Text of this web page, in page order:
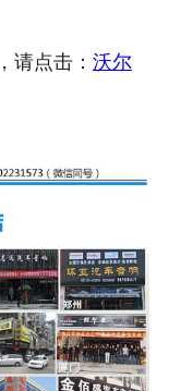
请点击： 沃尔